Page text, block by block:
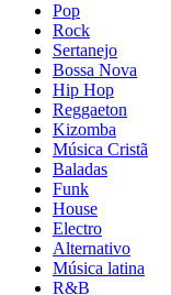
Pop
Rock
Sertanejo
Bossa Nova
Hip Hop
Reggaeton
Kizomba
Música Cristã
Baladas
Funk
House
Electro
Alternativo
Música latina
R&B